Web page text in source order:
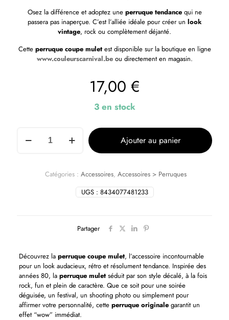
Osez la différence et adoptez une perruque tendancequi ne
passera pas inaperçue. C’est l’alliée idéale pour créer un look
vintage, rock ou complètement déjanté.
Cette perruque coupe muletest disponible sur la boutique en ligne
www.couleurscarnival.beou directement en magasin.
17,00 €
3 en stock
Ajouter au panier
UGS : 8434077481233
Catégories : Accessoires, Accessoires > Perruques
Partager
Découvrez la perruque coupe mulet, l’accessoire incontournable
pour un look audacieux, rétro et résolument tendance. Inspirée des
années 80, la perruque muletséduit par son style décalé, à la fois
rock, fun et plein de caractère. Que ce soit pour une soirée
déguisée, un festival, un shooting photo ou simplement pour
affirmer votre personnalité, cette perruque originalegarantit un
effet “wow” immédiat.